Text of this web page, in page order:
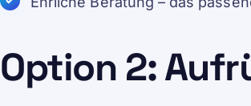
Option 2: